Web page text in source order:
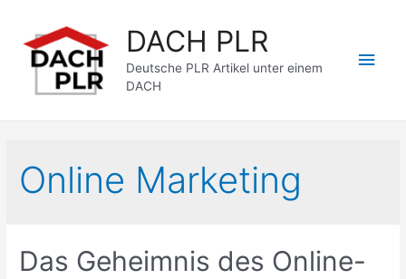
springen
DACH PLR
Deutsche PLR Artikel unter einem
DACH
Online Marketing
Das Geheimnis des Online-